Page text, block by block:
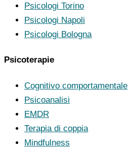
Psicologi Torino
Psicologi Napoli
Psicologi Bologna
Psicoterapie
Cognitivo comportamentale
Psicoanalisi
EMDR
Terapia di coppia
Mindfulness